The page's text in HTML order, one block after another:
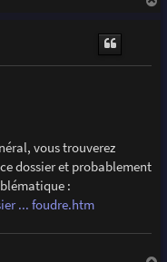
vous trouverez
dossier et probablement
:
... foudre.htm